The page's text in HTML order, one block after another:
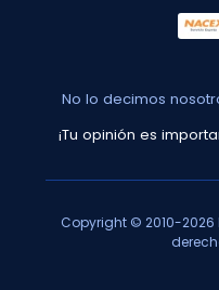
No lo decimos
¡Tu opinión es
Copyright © 2010-2026